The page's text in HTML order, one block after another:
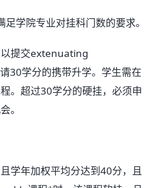
学院专业对挂科门数的要求。
提交extenuating
30学分的携带升学。学生需在
。超过30学分的硬挂，必须申
。
学年加权平均分达到40分，且